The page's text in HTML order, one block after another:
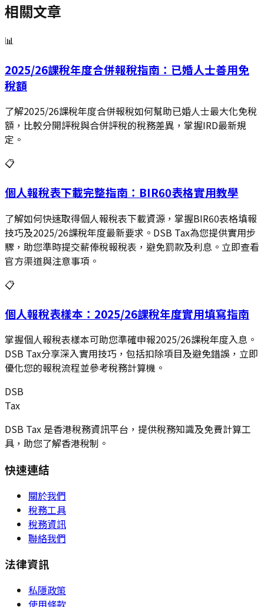
相關文章
📊
2025/26課稅年度合併報稅指南：已婚人士善用免
稅額
了解2025/26課稅年度合併報稅如何幫助已婚人士最大化免稅
額，比較分開評稅與合併評稅的稅務差異，掌握IRD最新規
定。
📋
個人報稅表下載完整指南：BIR60表格實用教學
了解如何快速取得個人報稅表下載資源，掌握BIR60表格填報
技巧及2025/26課稅年度最新要求。DSB Tax為您提供實用步
驟，助您準時提交薪俸稅報稅表，避免罰款及利息。立即查看
官方渠道與注意事項。
📋
個人報稅表樣本：2025/26課稅年度實用填寫指南
掌握個人報稅表樣本可助您準確申報2025/26課稅年度入息。
DSB Tax分享深入實用技巧，包括扣除項目及避免錯誤，立即
優化您的報稅流程並參考稅務計算機。
DSB
Tax
DSB Tax 是香港稅務資訊平台，提供稅務知識及免費計算工
具，助您了解香港稅制。
快速連結
關於我們
稅務工具
稅務資訊
聯絡我們
法律資訊
私隱政策
使用條款